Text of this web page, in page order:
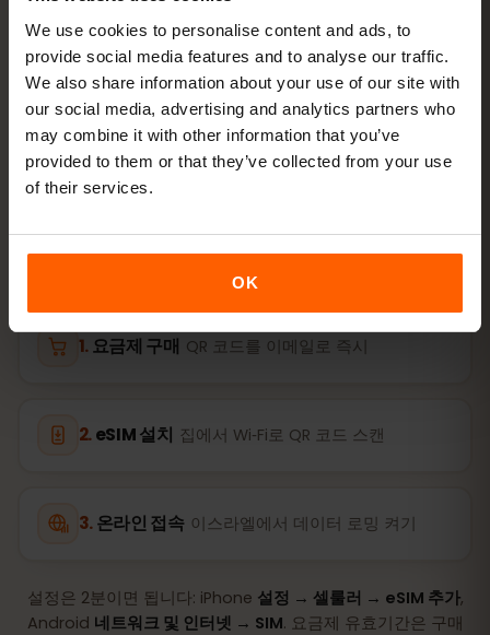
We use cookies to personalise content and ads, to
provide social media features and to analyse our traffic.
We also share information about your use of our site with
our social media, advertising and analytics partners who
may combine it with other information that you’ve
provided to them or that they’ve collected from your use
of their services.
OK
활성화
이스라엘 eSIM을3단계로 활성
화하기
몇 분이면 준비 완료 — 물리 SIM 카드가 필요 없습니다.
요금제 구매 QR 코드를 이메일로 즉시
eSIM 설치 집에서 Wi‑Fi로 QR 코드 스캔
온라인 접속 이스라엘에서 데이터 로밍 켜기
설정은 2분이면 됩니다: iPhone 설정 → 셀룰러 → eSIM 추가,
Android 네트워크 및 인터넷 → SIM. 요금제 유효기간은 구매